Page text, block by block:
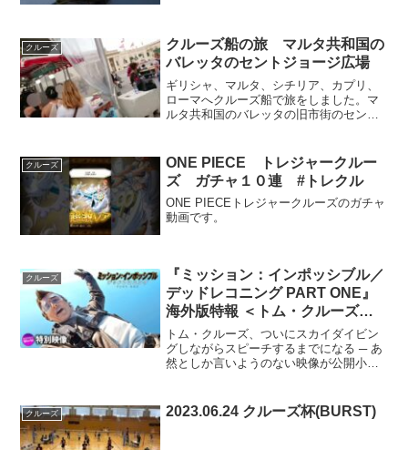
クルーズ
クルーズ船の旅 マルタ共和国の
バレッタのセントジョージ広場
ギリシャ、マルタ、シチリア、カプリ、
ローマへクルーズ船で旅をしました。マ
ルタ共和国のバレッタの旧市街のセント
クルーズ
ONE PIECE トレジャークルー
ズ ガチャ１０連 #トレクル
ONE PIECEトレジャークルーズのガチャ
動画です。
クルーズ
『ミッション：インポッシブル／
デッドレコニング PART ONE』
海外版特報 ＜トム・クルーズ、
とんでもない形で『トップガン
マーヴェリック』ファンへの謝辞
を話している＞
トム・クルーズ、ついにスカイダイビン
グしながらスピーチするまでになる ─ あ
然としか言いようのない映像が公開小型
今度はスカイダイビングをしながらカメ
ラに向かって語るまで...
クルーズ 2023.06.24 クルーズ杯(BURST)